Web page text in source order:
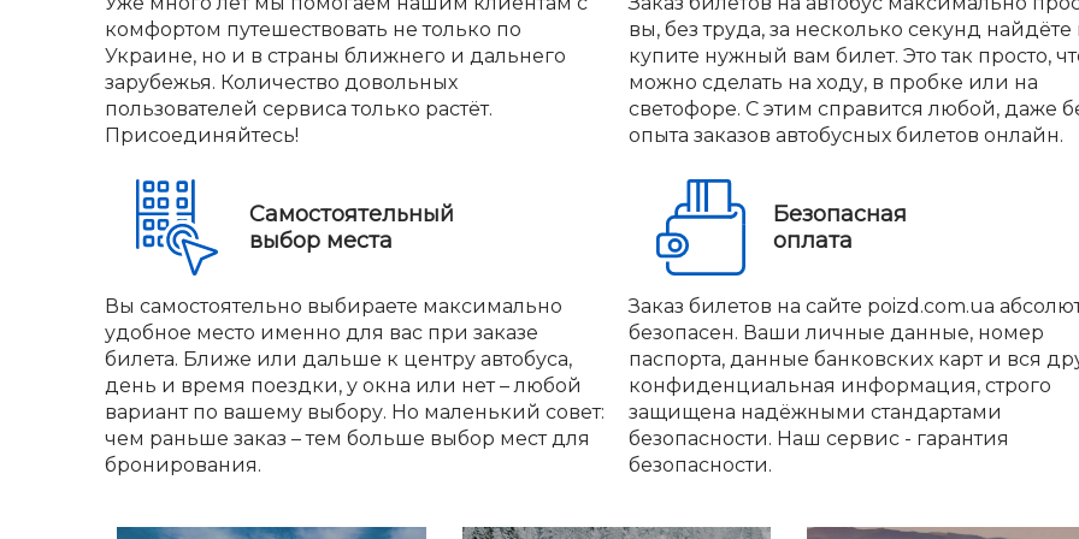
комфортом путешествовать не только по
Украине, но и в страны ближнего и дальнего
зарубежья. Количество довольных
пользователей сервиса только растёт.
Присоединяйтесь!
вы, без труда, за несколько секунд найдёте
купите нужный вам билет. Это так просто,
можно сделать на ходу, в пробке или на
светофоре. С этим справится любой, даже
опыта заказов автобусных билетов онлайн.
Самостоятельный
выбор места
Вы самостоятельно выбираете максимально
удобное место именно для вас при заказе
билета. Ближе или дальше к центру автобуса,
день и время поездки, у окна или нет – любой
вариант по вашему выбору. Но маленький совет:
чем раньше заказ – тем больше выбор мест для
бронирования.
Безопасная
оплата
Заказ билетов на сайте poizd.com.ua
безопасен. Ваши личные данные, номер
паспорта, данные банковских карт и вся
конфиденциальная информация, строго
защищена надёжными стандартами
безопасности. Наш сервис - гарантия
безопасности.